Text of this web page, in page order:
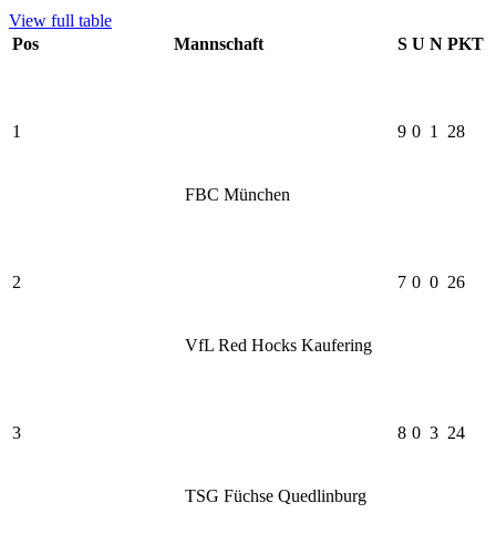
View full table
Pos
Mannschaft S U N PKT
1
FBC München
9 0 1 28
2
VfL Red Hocks Kaufering
7 0 0 26
3
TSG Füchse Quedlinburg
8 0 3 24